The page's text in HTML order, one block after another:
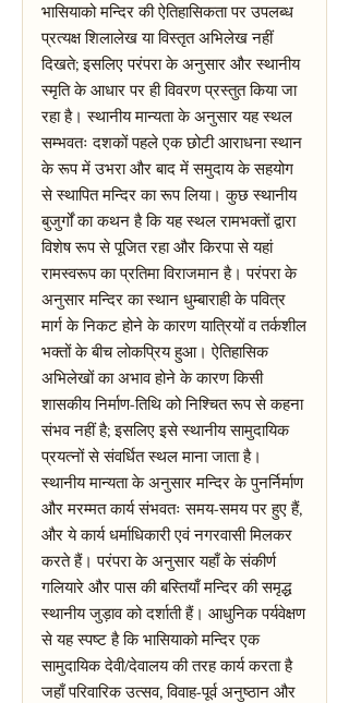
भासियाको मन्दिर की ऐतिहासिकता पर उपलब्ध
प्रत्यक्ष शिलालेख या विस्तृत अभिलेख नहीं
दिखते; इसलिए परंपरा के अनुसार और स्थानीय
स्मृति के आधार पर ही विवरण प्रस्तुत किया जा
रहा है। स्थानीय मान्यता के अनुसार यह स्थल
सम्भवतः दशकों पहले एक छोटी आराधना स्थान
के रूप में उभरा और बाद में समुदाय के सहयोग
से स्थापित मन्दिर का रूप लिया। कुछ स्थानीय
बुजुर्गों का कथन है कि यह स्थल रामभक्तों द्वारा
विशेष रूप से पूजित रहा और किरपा से यहां
रामस्वरूप का प्रतिमा विराजमान है। परंपरा के
अनुसार मन्दिर का स्थान धुम्बाराही के पवित्र
मार्ग के निकट होने के कारण यात्रियों व तर्कशील
भक्तों के बीच लोकप्रिय हुआ। ऐतिहासिक
अभिलेखों का अभाव होने के कारण किसी
शासकीय निर्माण-तिथि को निश्चित रूप से कहना
संभव नहीं है; इसलिए इसे स्थानीय सामुदायिक
प्रयत्नों से संवर्धित स्थल माना जाता है।
स्थानीय मान्यता के अनुसार मन्दिर के पुनर्निर्माण
और मरम्मत कार्य संभवतः समय-समय पर हुए हैं,
और ये कार्य धर्माधिकारी एवं नगरवासी मिलकर
करते हैं। परंपरा के अनुसार यहाँ के संकीर्ण
गलियारे और पास की बस्तियाँ मन्दिर की समृद्ध
स्थानीय जुड़ाव को दर्शाती हैं। आधुनिक पर्यवेक्षण
से यह स्पष्ट है कि भासियाको मन्दिर एक
सामुदायिक देवी/देवालय की तरह कार्य करता है
जहाँ परिवारिक उत्सव, विवाह-पूर्व अनुष्ठान और